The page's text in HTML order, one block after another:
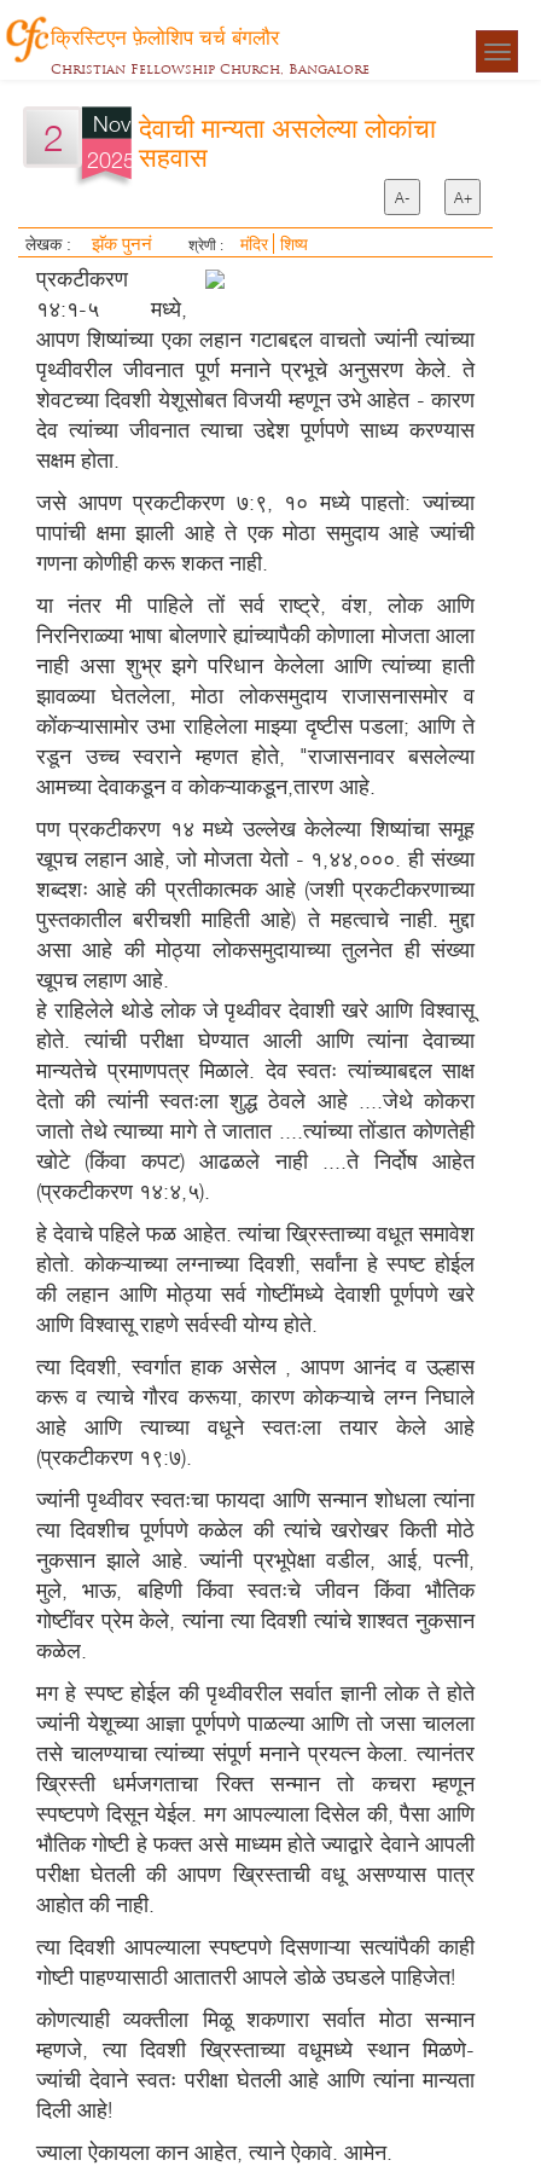
क्रिस्टिएन फ़ेलोशिप चर्च बंगलौर
Christian Fellowship Church, Bangalore
2
Nov
2025
देवाची मान्यता असलेल्या लोकांचा
सहवास
A- A+
लेखक : झॅक पुननं श्रेणी : मंदिर शिष्य
प्रकटीकरण
१४:१-५ मध्ये,
आपण शिष्यांच्या एका लहान गटाबद्दल वाचतो ज्यांनी त्यांच्या
पृथ्वीवरील जीवनात पूर्ण मनाने प्रभूचे अनुसरण केले. ते
शेवटच्या दिवशी येशूसोबत विजयी म्हणून उभे आहेत - कारण
देव त्यांच्या जीवनात त्याचा उद्देश पूर्णपणे साध्य करण्यास
सक्षम होता.
जसे आपण प्रकटीकरण ७:९, १० मध्ये पाहतो: ज्यांच्या
पापांची क्षमा झाली आहे ते एक मोठा समुदाय आहे ज्यांची
गणना कोणीही करू शकत नाही.
या नंतर मी पाहिले तों सर्व राष्ट्रे, वंश, लोक आणि
निरनिराळ्या भाषा बोलणारे ह्यांच्यापैकी कोणाला मोजता आला
नाही असा शुभ्र झगे परिधान केलेला आणि त्यांच्या हाती
झावळ्या घेतलेला, मोठा लोकसमुदाय राजासनासमोर व
कोंकऱ्यासामोर उभा राहिलेला माझ्या दृष्टीस पडला; आणि ते
रडून उच्च स्वराने म्हणत होते, "राजासनावर बसलेल्या
आमच्या देवाकडून व कोकऱ्याकडून,तारण आहे.
पण प्रकटीकरण १४ मध्ये उल्लेख केलेल्या शिष्यांचा समूह
खूपच लहान आहे, जो मोजता येतो - १,४४,०००. ही संख्या
शब्दशः आहे की प्रतीकात्मक आहे (जशी प्रकटीकरणाच्या
पुस्तकातील बरीचशी माहिती आहे) ते महत्वाचे नाही. मुद्दा
असा आहे की मोठ्या लोकसमुदायाच्या तुलनेत ही संख्या
खूपच लहाण आहे.
हे राहिलेले थोडे लोक जे पृथ्वीवर देवाशी खरे आणि विश्वासू
होते. त्यांची परीक्षा घेण्यात आली आणि त्यांना देवाच्या
मान्यतेचे प्रमाणपत्र मिळाले. देव स्वतः त्यांच्याबद्दल साक्ष
देतो की त्यांनी स्वतःला शुद्ध ठेवले आहे ....जेथे कोकरा
जातो तेथे त्याच्या मागे ते जातात ....त्यांच्या तोंडात कोणतेही
खोटे (किंवा कपट) आढळले नाही ....ते निर्दोष आहेत
(प्रकटीकरण १४:४,५).
हे देवाचे पहिले फळ आहेत. त्यांचा ख्रिस्ताच्या वधूत समावेश
होतो. कोकऱ्याच्या लग्नाच्या दिवशी, सर्वांना हे स्पष्ट होईल
की लहान आणि मोठ्या सर्व गोष्टींमध्ये देवाशी पूर्णपणे खरे
आणि विश्वासू राहणे सर्वस्वी योग्य होते.
त्या दिवशी, स्वर्गात हाक असेल , आपण आनंद व उल्हास
करू व त्याचे गौरव करूया, कारण कोकऱ्याचे लग्न निघाले
आहे आणि त्याच्या वधूने स्वतःला तयार केले आहे
(प्रकटीकरण १९:७).
ज्यांनी पृथ्वीवर स्वतःचा फायदा आणि सन्मान शोधला त्यांना
त्या दिवशीच पूर्णपणे कळेल की त्यांचे खरोखर किती मोठे
नुकसान झाले आहे. ज्यांनी प्रभूपेक्षा वडील, आई, पत्नी,
मुले, भाऊ, बहिणी किंवा स्वतःचे जीवन किंवा भौतिक
गोष्टींवर प्रेम केले, त्यांना त्या दिवशी त्यांचे शाश्वत नुकसान
कळेल.
मग हे स्पष्ट होईल की पृथ्वीवरील सर्वात ज्ञानी लोक ते होते
ज्यांनी येशूच्या आज्ञा पूर्णपणे पाळल्या आणि तो जसा चालला
तसे चालण्याचा त्यांच्या संपूर्ण मनाने प्रयत्न केला. त्यानंतर
ख्रिस्ती धर्मजगताचा रिक्त सन्मान तो कचरा म्हणून
स्पष्टपणे दिसून येईल. मग आपल्याला दिसेल की, पैसा आणि
भौतिक गोष्टी हे फक्त असे माध्यम होते ज्याद्वारे देवाने आपली
परीक्षा घेतली की आपण ख्रिस्ताची वधू असण्यास पात्र
आहोत की नाही.
त्या दिवशी आपल्याला स्पष्टपणे दिसणाऱ्या सत्यांपैकी काही
गोष्टी पाहण्यासाठी आतातरी आपले डोळे उघडले पाहिजेत!
कोणत्याही व्यक्तीला मिळू शकणारा सर्वात मोठा सन्मान
म्हणजे, त्या दिवशी ख्रिस्ताच्या वधूमध्ये स्थान मिळणे-
ज्यांची देवाने स्वतः परीक्षा घेतली आहे आणि त्यांना मान्यता
दिली आहे!
ज्याला ऐकायला कान आहेत, त्याने ऐकावे. आमेन.